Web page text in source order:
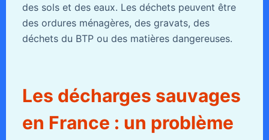
des sols et des eaux. Les déchets peuvent être
des ordures ménagères, des gravats, des
déchets du BTP ou des matières dangereuses.
Les décharges sauvages
en France : un problème